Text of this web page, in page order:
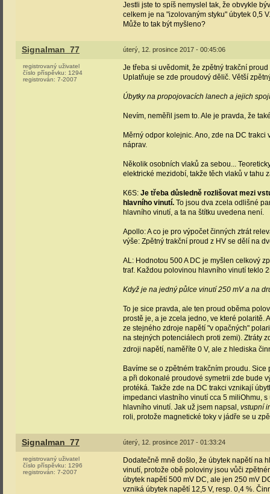
Jestli jste to spíš nemyslel tak, že obvykle
celkem je na "izolovaným styku" úbytek 0,5 V.
Může to tak být myšleno?
Signalman_77 úterý, 12. prosince 2017 - 00:45:06
registrovaný uživatel
číslo příspěvku: 1294
registrován: 7-2007
Je třeba si uvědomit, že zpětný trakční
Uplatňuje se zde proudový dělič. Větší
Úbytky na propojovacích lanech a jejich
Nevím, neměřil jsem to. Ale je pravda, že
Měrný odpor kolejnic. Ano, zde na DC
náprav.
Několik osobních vlaků za sebou...
elektrické mezidobí, takže těch vlaků v tahu
K6S: Je třeba důsledně rozlišovat mezi
hlavního vinutí. To jsou dva zcela odlišné
hlavního vinutí, a ta na štítku uvedena není.
Apollo: A co je pro výpočet činných ztrát
výše: Zpětný trakční proud z HV se dělí na
AL: Hodnotou 500 A DC je myšlen celkový
traf. Každou polovinou hlavního vinutí teklo
Když je na jedný půlce vinutí 250 mV a na
To je sice pravda, ale ten proud oběma
prostě je, a je zcela jedno, ve které polaritě.
ze stejného zdroje napětí "v opačných"
na stejných potenciálech proti zemi). Ztráty
zdroji napětí, naměříte 0 V, ale z hlediska
Bavíme se o zpětném trakčním proudu.
a při dokonalé proudové symetrii zde bude
protéká. Takže zde na DC trakci vznikají
impedanci vlastního vinutí cca 5 miliOhmu,
hlavního vinutí. Jak už jsem napsal, vstupní
roli, protože magnetické toky v jádře se u
Signalman_77 úterý, 12. prosince 2017 - 01:33:24
registrovaný uživatel
číslo příspěvku: 1296
registrován: 7-2007
Dodatečně mně došlo, že úbytek napětí na
vinutí, protože obě poloviny jsou vůči
úbytek napětí 500 mV DC, ale jen 250 mV
vzniká úbytek napětí 12,5 V, resp. 0,4 %.